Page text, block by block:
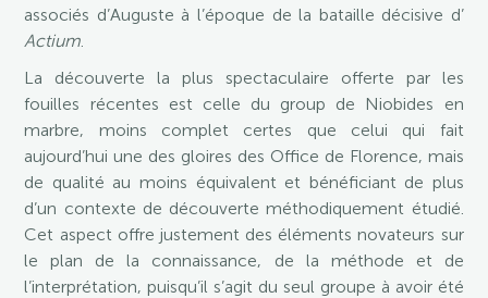
associés d’Auguste à l’époque de la bataille décisive d’
Actium.
La découverte la plus spectaculaire offerte par les
fouilles récentes est celle du group de Niobides en
marbre, moins complet certes que celui qui fait
aujourd’hui une des gloires des Office de Florence, mais
de qualité au moins équivalent et bénéficiant de plus
d’un contexte de découverte méthodiquement étudié.
Cet aspect offre justement des éléments novateurs sur
le plan de la connaissance, de la méthode et de
l’interprétation, puisqu’il s’agit du seul groupe à avoir été